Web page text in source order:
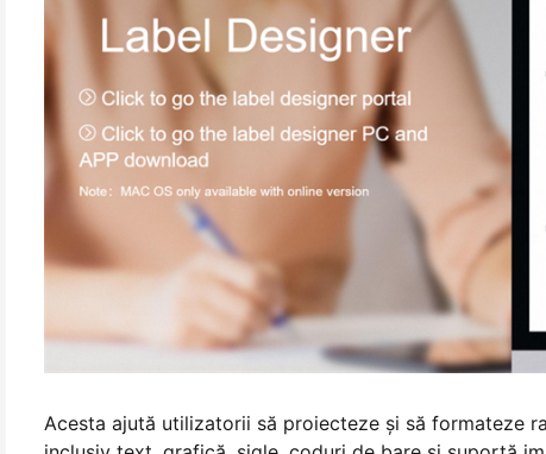
Acesta ajută utilizatorii să proiecteze și să formateze